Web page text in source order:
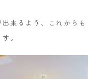
来るよう、これからも
。